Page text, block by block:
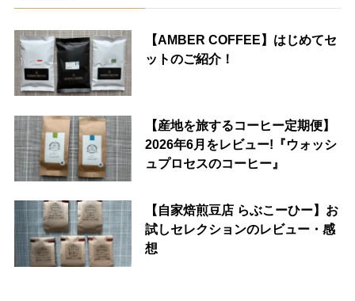
【AMBER COFFEE】はじめてセ
ットのご紹介！
【産地を旅するコーヒー定期便】
2026年6月をレビュー!『ウォッシ
ュプロセスのコーヒー』
【自家焙煎豆店 らぶこーひー】お
試しセレクションのレビュー・感
想